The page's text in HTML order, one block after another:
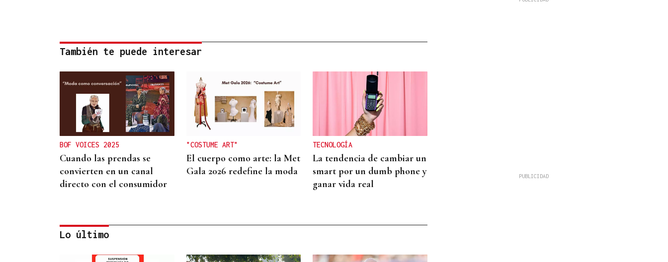
También te puede interesar
BOF VOICES 2025
Cuando las prendas se
convierten en un canal
directo con el consumidor
"COSTUME ART"
El cuerpo como arte: la Met
Gala 2026 redefine la moda
TECNOLOGÍA
La tendencia de cambiar un
smart por un dumb phone y
ganar vida real
Lo último